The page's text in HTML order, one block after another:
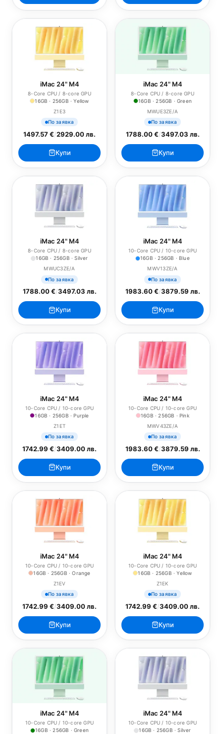
iMac 24" M4
8-Core CPU / 8-core GPU
16GB · 256GB · Yellow
Z1E3
По заявка
1497.57 €/2929.00 лв.
Купи
iMac 24" M4
8-Core CPU / 8-core GPU
16GB · 256GB · Green
MWUE3ZE/A
По заявка
1788.00 €/3497.03 лв.
Купи
iMac 24" M4
8-Core CPU / 8-core GPU
16GB · 256GB · Silver
MWUC3ZE/A
По заявка
1788.00 €/3497.03 лв.
Купи
iMac 24" M4
10-Core CPU / 10-core GPU
16GB · 256GB · Blue
MWV13ZE/A
По заявка
1983.60 €/3879.59 лв.
Купи
iMac 24" M4
10-Core CPU / 10-core GPU
16GB · 256GB · Purple
Z1ET
По заявка
1742.99 €/3409.00 лв.
Купи
iMac 24" M4
10-Core CPU / 10-core GPU
16GB · 256GB · Pink
MWV43ZE/A
По заявка
1983.60 €/3879.59 лв.
Купи
iMac 24" M4
10-Core CPU / 10-core GPU
16GB · 256GB · Orange
Z1EV
По заявка
1742.99 €/3409.00 лв.
Купи
iMac 24" M4
10-Core CPU / 10-core GPU
16GB · 256GB · Yellow
Z1EK
По заявка
1742.99 €/3409.00 лв.
Купи
iMac 24" M4
10-Core CPU / 10-core GPU
16GB · 256GB · Green
iMac 24" M4
10-Core CPU / 10-core GPU
16GB · 256GB · Silver